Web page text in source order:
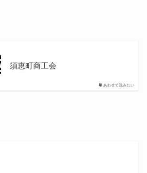
あわせて読みたい
須恵町商工会